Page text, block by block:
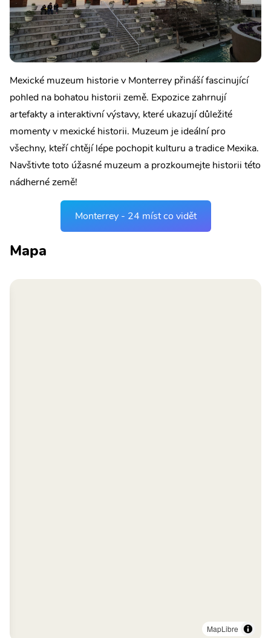
Mexické muzeum historie v Monterrey přináší fascinující
pohled na bohatou historii země. Expozice zahrnují
artefakty a interaktivní výstavy, které ukazují důležité
momenty v mexické historii. Muzeum je ideální pro
všechny, kteří chtějí lépe pochopit kulturu a tradice Mexika.
Navštivte toto úžasné muzeum a prozkoumejte historii této
nádherné země!
Monterrey - 24 míst co vidět
Mapa
MapLibre